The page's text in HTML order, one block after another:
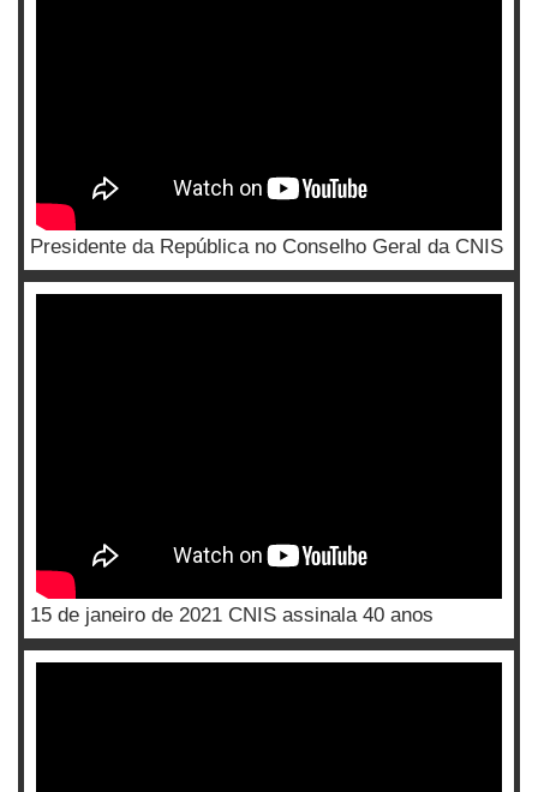
Presidente da República no Conselho Geral da CNIS
15 de janeiro de 2021 CNIS assinala 40 anos